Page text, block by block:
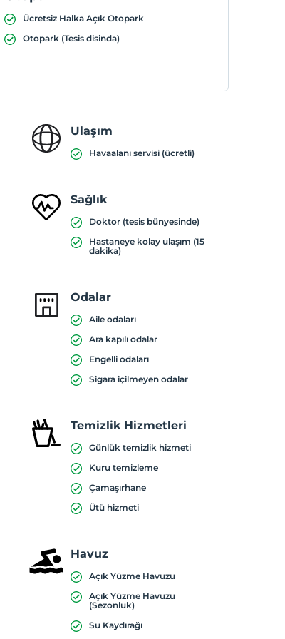
Ücretsiz Halka Açık Otopark
Otopark (Tesis disinda)
Ulaşım
Havaalanı servisi (ücretli)
Sağlık
Doktor (tesis bünyesinde)
Hastaneye kolay ulaşım (15
dakika)
Odalar
Aile odaları
Ara kapılı odalar
Engelli odaları
Sigara içilmeyen odalar
Temizlik Hizmetleri
Günlük temizlik hizmeti
Kuru temizleme
Çamaşırhane
Ütü hizmeti
Havuz
Açık Yüzme Havuzu
Açık Yüzme Havuzu
(Sezonluk)
Su Kaydırağı